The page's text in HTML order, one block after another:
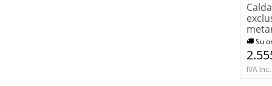
Su
IVA Inc.